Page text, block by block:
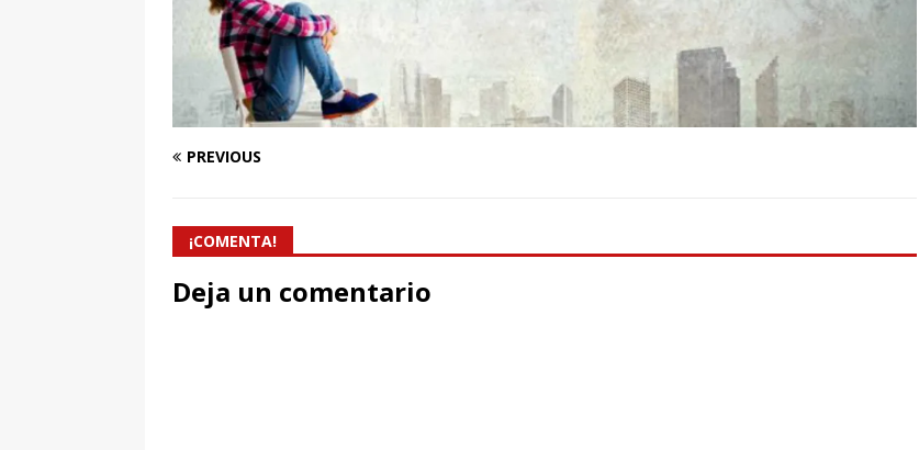
PREVIOUS
¡COMENTA!
Deja un comentario